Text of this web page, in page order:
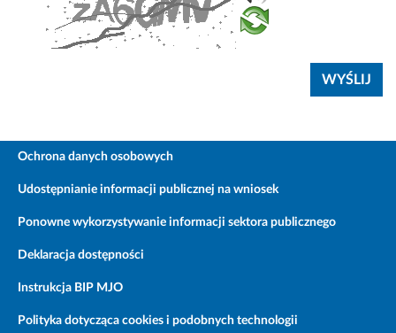
Ochrona danych osobowych
Udostępnianie informacji publicznej na wniosek
Ponowne wykorzystywanie informacji sektora publicznego
Deklaracja dostępności
Instrukcja BIP MJO
Polityka dotycząca cookies i podobnych technologii